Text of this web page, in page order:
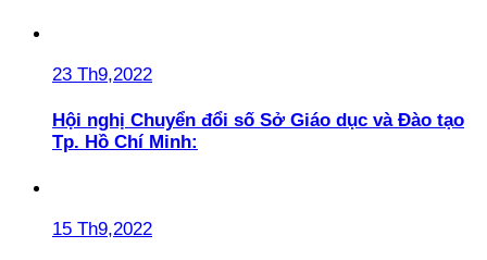
23 Th9,2022
Hội nghị Chuyển đổi số Sở Giáo dục và Đào tạo
Tp. Hồ Chí Minh:
15 Th9,2022